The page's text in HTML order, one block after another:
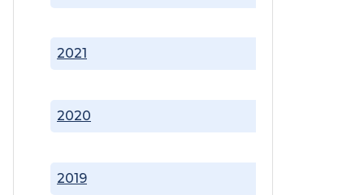
2019
2020
2021